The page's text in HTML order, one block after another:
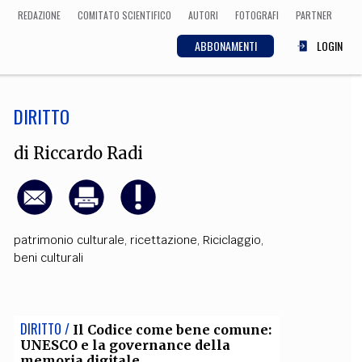
REDAZIONE COMITATO SCIENTIFICO AUTORI FOTOGRAFI PARTNER
ABBONAMENTI LOGIN
ECONOMIA
CULTURA
Musica,
DIRITTO
di Riccardo Radi
patrimonio culturale, ricettazione, Riciclaggio,
beni culturali
DIRITTO / Il Codice come bene comune:
UNESCO e la governance della